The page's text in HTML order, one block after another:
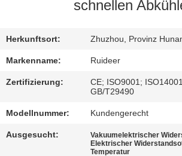
MIT
UNS
EIN
ANGEBOT
schnellen
Herkunftsort: Zhuzhou, Provinz
Markenname: Ruideer
Zertifizierung:
CE; ISO9001;
GB/T29490
Modellnummer: Kundengerecht
Ausgesucht: Vakuumelektrischer
Elektrischer
Temperatur